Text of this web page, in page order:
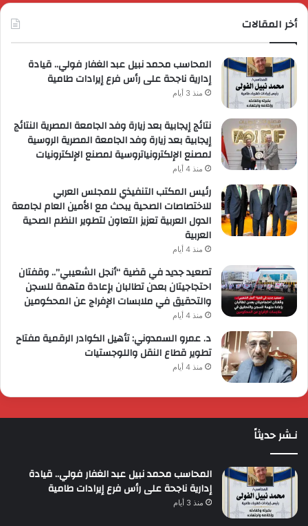
أخر المقالات
المحاسب محمد نبيل عبد الغفار فولي.. قيادة
إدارية ناجحة على رأس فرع إيرادات طامية
منذ 3 أيام
نتائج إيجابية بعد زيارة وفد الجامعة المصرية النتائج
إيجابية بعد زيارة وفد الجامعة المصرية الروسية
لمصنع الإلكترونياتروسية لمصنع الإلكترونيات
منذ 4 أيام
رئيس المكتب التنفيذي للمجلس العربي
للاختصاصات الصحية يبحث مع الأمين العام لجامعة
الدول العربية تعزيز التعاون لتطوير النظم الصحية
العربية
منذ 4 أيام
تصعيد جديد في قضية “أنجل الشعيبي”.. وقفتان
احتجاجيتان بعدن تطالبان بإعادة متهمة للسجن
والتحقيق في ملابسات الإفراج عن المحكومين
منذ 4 أيام
د. عمرو السمدوني: تأهيل الكوادر الرقمية مفتاح
تطوير قطاع النقل واللوجستيات
منذ 4 أيام
نـشر حديثاً
المحاسب محمد نبيل عبد الغفار فولي.. قيادة
إدارية ناجحة على رأس فرع إيرادات طامية
منذ 3 أيام